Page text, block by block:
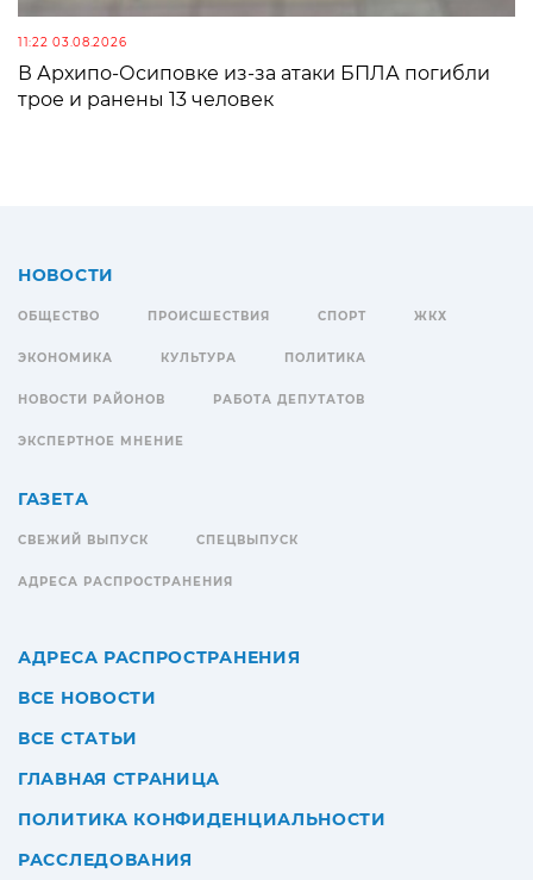
11:22 03.08.2026
В Архипо-Осиповке из-за атаки БПЛА погибли
трое и ранены 13 человек
НОВОСТИ
ОБЩЕСТВО ПРОИСШЕСТВИЯ СПОРТ ЖКХ
ЭКОНОМИКА КУЛЬТУРА ПОЛИТИКА
НОВОСТИ РАЙОНОВ РАБОТА ДЕПУТАТОВ
ЭКСПЕРТНОЕ МНЕНИЕ
ГАЗЕТА
СВЕЖИЙ ВЫПУСК СПЕЦВЫПУСК
АДРЕСА РАСПРОСТРАНЕНИЯ
АДРЕСА РАСПРОСТРАНЕНИЯ
ВСЕ НОВОСТИ
ВСЕ СТАТЬИ
ГЛАВНАЯ СТРАНИЦА
ПОЛИТИКА КОНФИДЕНЦИАЛЬНОСТИ
РАССЛЕДОВАНИЯ